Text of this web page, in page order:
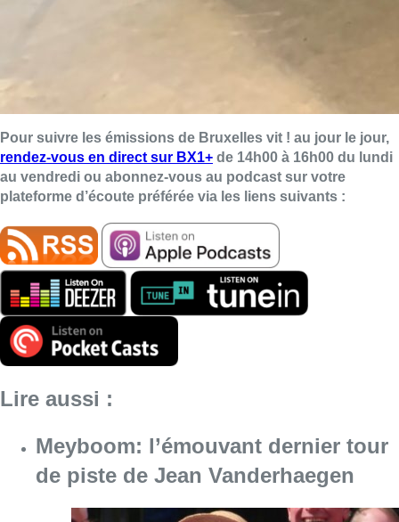
Pour suivre les émissions de Bruxelles vit ! au jour le jour,
rendez-vous en direct sur BX1+ de 14h00 à 16h00 du lundi
au vendredi ou abonnez-vous au podcast sur votre
plateforme d’écoute préférée via les liens suivants :
Lire aussi :
Meyboom: l’émouvant dernier tour
de piste de Jean Vanderhaegen